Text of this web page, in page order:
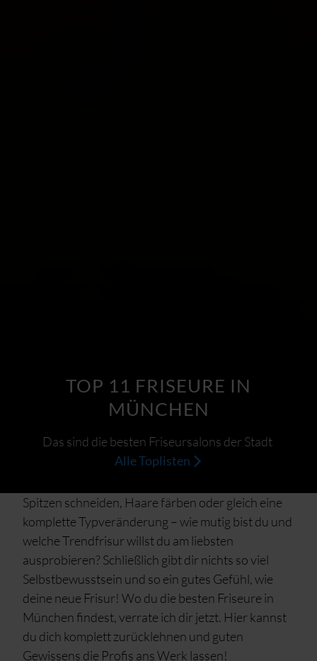
TOP 11 FRISEURE IN
MÜNCHEN
Das sind die besten Friseursalons der Stadt
Alle Toplisten
Spitzen schneiden, Haare färben oder gleich eine
komplette Typveränderung – wie mutig bist du und
welche Trendfrisur willst du am liebsten
ausprobieren? Schließlich gibt dir nichts so viel
Selbstbewusstsein und so ein gutes Gefühl, wie
deine neue Frisur! Wo du die besten Friseure in
München findest, verrate ich dir jetzt. Hier kannst
du dich komplett zurücklehnen und guten
Gewissens die Profis ans Werk lassen!